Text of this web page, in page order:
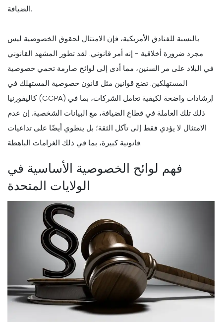
الضيافة.
بالنسبة للفنادق الأمريكية، فإن الامتثال لحقوق الخصوصية ليس
مجرد ضرورة أخلاقية - إنه أمر قانوني. لقد تطور المشهد القانوني
في البلاد على مر السنين، مما أدى إلى لوائح صارمة تحمي خصوصية
المستهلكين. تضع قوانين مثل قانون خصوصية المستهلك في
كاليفورنيا (CCPA) إرشادات واضحة لكيفية تعامل الشركات، بما في
ذلك تلك العاملة في قطاع الضيافة، مع البيانات الشخصية. إن عدم
الامتثال لا يؤدي فقط إلى تآكل الثقة؛ بل ينطوي أيضًا على تداعيات
قانونية كبيرة، بما في ذلك الغرامات الباهظة.
فهم لوائح الخصوصية الأساسية في
الولايات المتحدة